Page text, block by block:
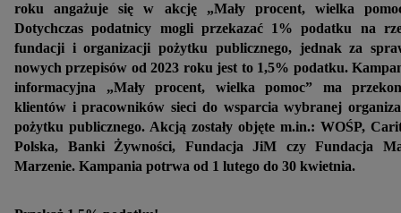
roku angażuje się w akcję „Mały procent, wielka
Dotychczas podatnicy mogli przekazać 1% podatku na
fundacji i organizacji pożytku publicznego, jednak za
nowych przepisów od 2023 roku jest to 1,5% podatku.
informacyjna „Mały procent, wielka pomoc” ma
klientów i pracowników sieci do wsparcia wybranej
pożytku publicznego. Akcją zostały objęte m.in.: WOŚP,
Polska, Banki Żywności, Fundacja JiM czy Fundacja
Marzenie. Kampania potrwa od 1 lutego do 30 kwietnia.